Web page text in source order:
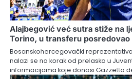
Alajbegović već sutra stiže na
Torino, u transferu posredovao
Bosanskohercegovački
nalazi se na korak od prelaska u
informacijama koje donosi Gazzetta